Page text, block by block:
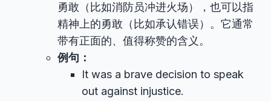
勇敢（比如消防员冲进火场），也可以指
精神上的勇敢（比如承认错误）。它通常
带有正面的、值得称赞的含义。
例句：
It was a brave decision to speak
out against injustice.